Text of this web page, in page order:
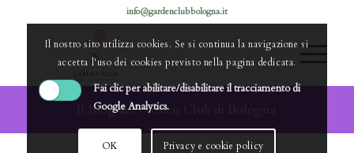
info@gardenclubbologna.it
Il Blog del Garden Club di Bologna
Il nostro sito utilizza cookies. Se si continua la navigazione si
accetta l'uso dei cookies previsto nella pagina dedicata.
Fai clic per abilitare/disabilitare il tracciamento di
Google Analytics.
OK Privacy e cookie policy